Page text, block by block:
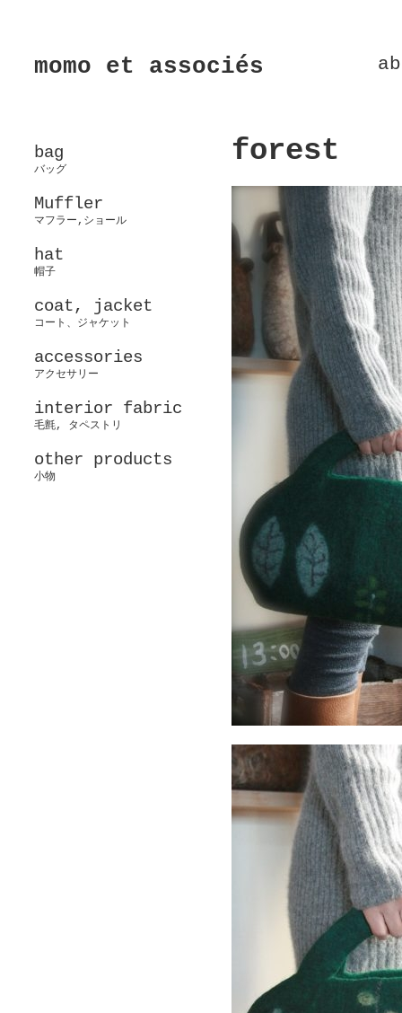
momo et associés
bag
バッグ
Muffler
マフラー,ショール
hat
帽子
coat, jacket
コート、ジャケット
accessories
アクセサリー
interior fabric
毛氈, タペストリ
other products
小物
forest